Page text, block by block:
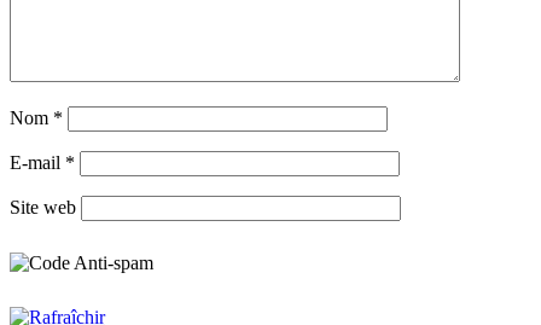
Nom *
E-mail *
Site web